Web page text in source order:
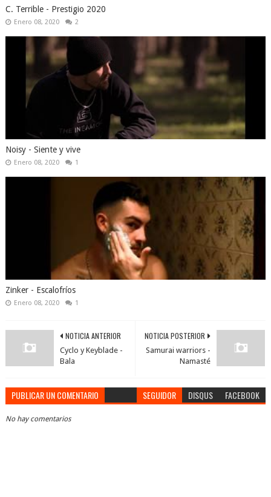
C. Terrible - Prestigio 2020
Enero 08, 2020 2
Noisy - Siente y vive
Enero 08, 2020 1
Zinker - Escalofríos
Enero 08, 2020 1
NOTICIA POSTERIOR
Samurai warriors -
Namasté
NOTICIA ANTERIOR
Cyclo y Keyblade -
Bala
PUBLICAR UN COMENTARIO SEGUIDOR DISQUS FACEBOOK
No hay comentarios